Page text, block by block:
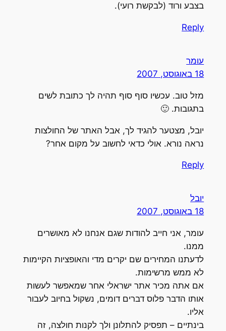
בצבע ורוד (לבקשת רועי).
Reply
עומר
18 באוגוסט, 2007
מזל טוב. עכשיו סוף סוף תהיה לך כתובת לשים
בתגובות. 🙂
יובל, מצטער להגיד לך, אבל האתר של החולצות
נראה נורא. אולי כדאי לחשוב על מקום אחר?
Reply
יובל
18 באוגוסט, 2007
עומר, אני חייב להודות שגם אנחנו לא מאושרים
ממנו.
לדעתנו המחירים שם יקרים מדי והאופציות הקיימות
לא ממש מרשימות.
אם אתה מכיר אתר ישראלי אחר שמאפשר לעשות
אותו הדבר פלוס דברים דומים, נשקול בחיוב לעבור
אליו.
בינתיים – תפסיק להתלונן ולך לקנות חולצה, זה